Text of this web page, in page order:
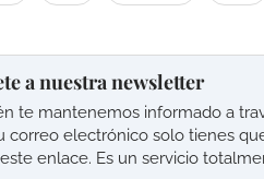
a nuestra newsletter
te mantenemos informado a
correo electrónico solo tienes
enlace. Es un servicio